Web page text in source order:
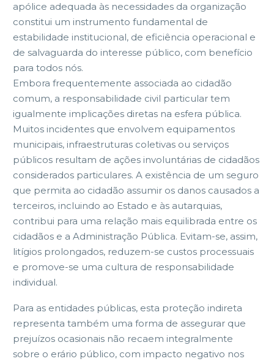
apólice adequada às necessidades da organização
constitui um instrumento fundamental de
estabilidade institucional, de eficiência operacional e
de salvaguarda do interesse público, com benefício
para todos nós.
Embora frequentemente associada ao cidadão
comum, a responsabilidade civil particular tem
igualmente implicações diretas na esfera pública.
Muitos incidentes que envolvem equipamentos
municipais, infraestruturas coletivas ou serviços
públicos resultam de ações involuntárias de cidadãos
considerados particulares. A existência de um seguro
que permita ao cidadão assumir os danos causados a
terceiros, incluindo ao Estado e às autarquias,
contribui para uma relação mais equilibrada entre os
cidadãos e a Administração Pública. Evitam-se, assim,
litígios prolongados, reduzem-se custos processuais
e promove-se uma cultura de responsabilidade
individual.
Para as entidades públicas, esta proteção indireta
representa também uma forma de assegurar que
prejuízos ocasionais não recaem integralmente
sobre o erário público, com impacto negativo nos